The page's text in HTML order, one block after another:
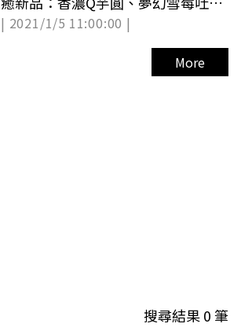
司、巧克力火鍋
| 2021/1/5 11:00:00 |
More
搜尋結果0筆